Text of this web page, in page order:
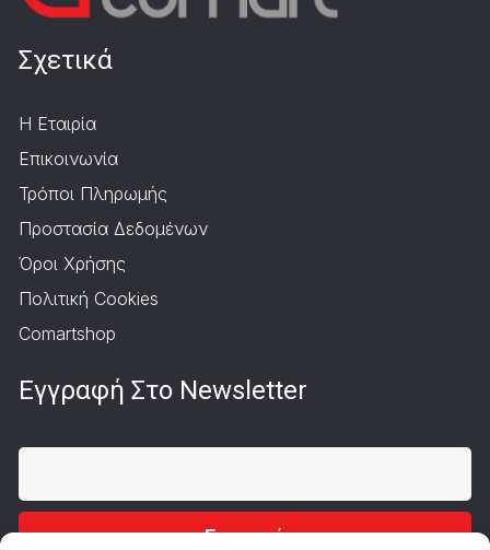
Σχετικά
Η Εταιρία
Επικοινωνία
Τρόποι Πληρωμής
Προστασία Δεδομένων
Όροι Χρήσης
Πολιτική Cookies
Comartshop
Εγγραφή Στο Newsletter
Εγγραφή